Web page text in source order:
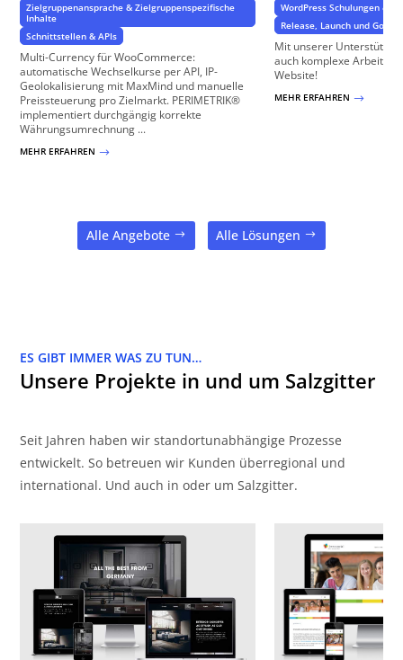
Zielgruppenansprache & Zielgruppenspezifische
Inhalte
Schnittstellen & APIs
Multi-Currency für WooCommerce:
automatische Wechselkurse per API, IP-
Geolokalisierung mit MaxMind und manuelle
Preissteuerung pro Zielmarkt. PERIMETRIK®
implementiert durchgängig korrekte
Währungsumrechnung ...
MEHR ERFAHREN $
WordPress Schulungen &
Release, Launch und GoLive
Mit unserer
auch komplexe Arbeiten
Website!
MEHR ERFAHREN $
Alle Angebote Alle Lösungen
ES GIBT IMMER WAS ZU TUN…
Unsere Projekte in und um Salzgitter
Seit Jahren haben wir standortunabhängige Prozesse
entwickelt. So betreuen wir Kunden überregional und
international. Und auch in oder um Salzgitter.